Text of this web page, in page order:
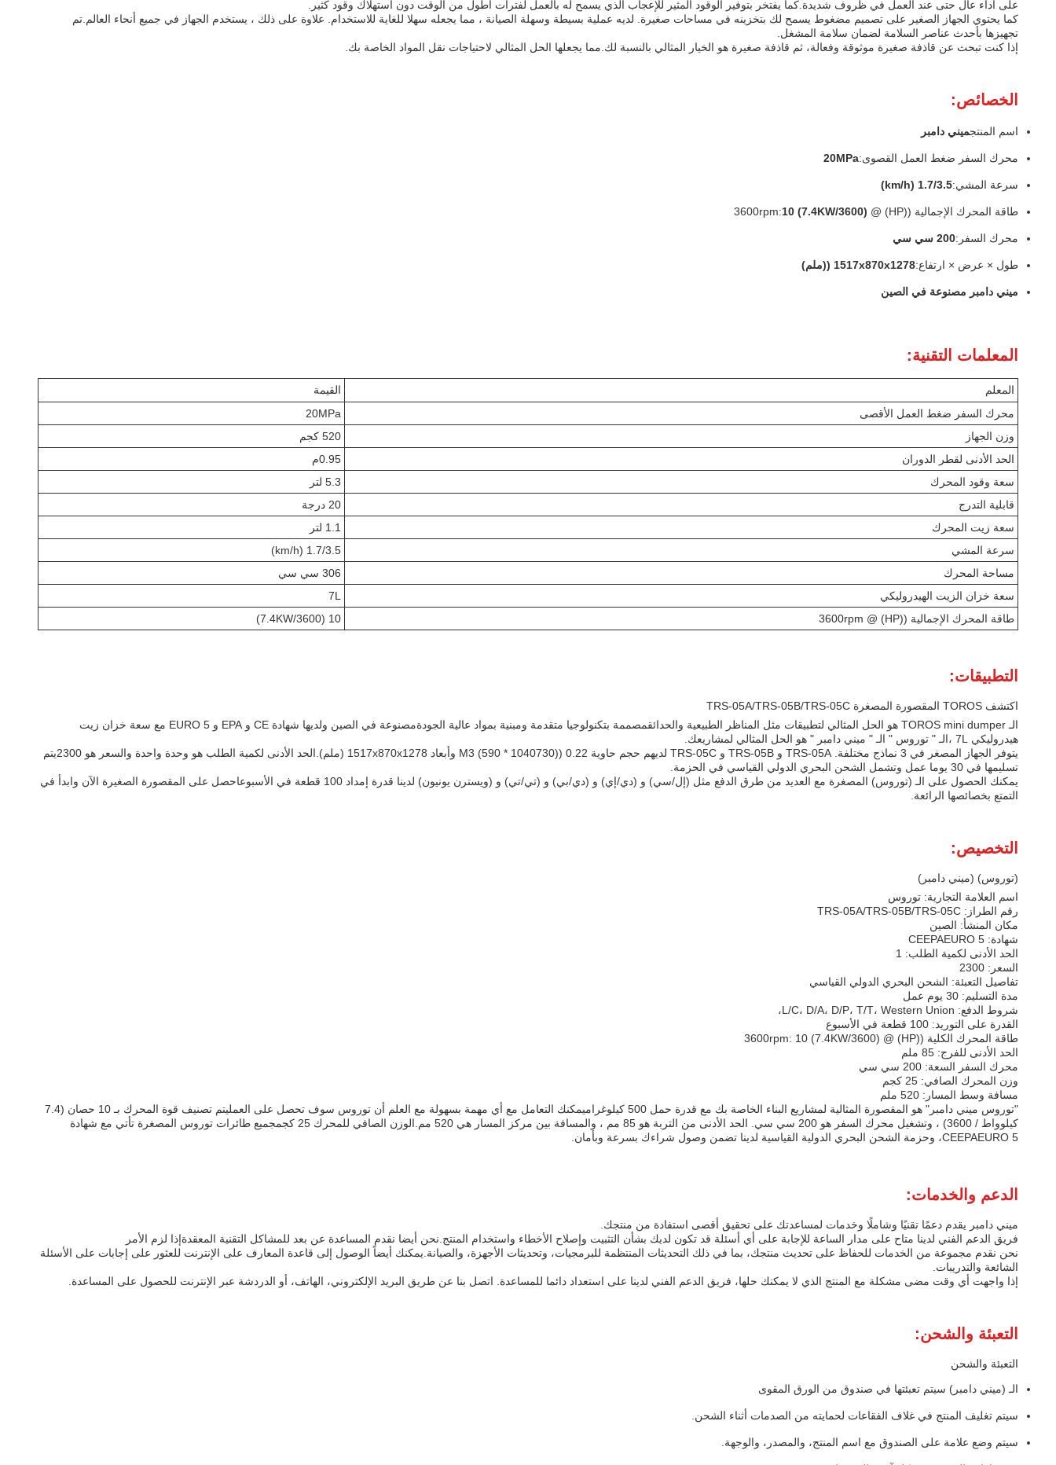
على أداء عال حتى عند العمل في ظروف شديدة.كما يفتخر بتوفير الوقود المثير للإعجاب الذي يسمح له بالعمل لفترات أطول من الوقت دون استهلاك وقود كثير.
كما يحتوي الجهاز الصغير على تصميم مضغوط يسمح لك بتخزينه في مساحات صغيرة. لديه عملية بسيطة وسهلة الصيانة ، مما يجعله سهلا للغاية للاستخدام. علاوة على ذلك ، يستخدم الجهاز في جميع أنحاء العالم.تم
تجهيزها بأحدث عناصر السلامة لضمان سلامة المشغل.
إذا كنت تبحث عن قاذفة صغيرة موثوقة وفعالة، ثم قاذفة صغيرة هو الخيار المثالي بالنسبة لك.مما يجعلها الحل المثالي لاحتياجات نقل المواد الخاصة بك.
الخصائص:
اسم المنتجميني دامبر
محرك السفر ضغط العمل القصوى:20MPa
سرعة المشي:1.7/3.5 (km/h)
طاقة المحرك الإجمالية ((HP) @ 3600rpm: 10 (7.4KW/3600)
محرك السفر:200 سي سي
طول × عرض × ارتفاع:1517x870x1278 ((ملم)
ميني دامبر مصنوعة في الصين
المعلمات التقنية:
المعلم
القيمة
محرك السفر ضغط العمل الأقصى
20MPa
وزن الجهاز
520 كجم
الحد الأدنى لقطر الدوران
0.95م
سعة وقود المحرك
5.3 لتر
قابلية التدرج
20 درجة
سعة زيت المحرك
1.1 لتر
سرعة المشي
1.7/3.5 (km/h)
مساحة المحرك
306 سي سي
سعة خزان الزيت الهيدروليكي
7L
طاقة المحرك الإجمالية ((HP) @ 3600rpm
10 (7.4KW/3600)
التطبيقات:
اكتشف TOROS المقصورة المصغرة TRS-05A/TRS-05B/TRS-05C
الـ TOROS mini dumper هو الحل المثالي لتطبيقات مثل المناظر الطبيعية والحدائقمصممة بتكنولوجيا متقدمة ومبنية بمواد عالية الجودةمصنوعة في الصين ولديها شهادة CE و EPA و EURO 5 مع سعة خزان زيت
هيدروليكي 7L ،الـ " توروس " الـ " ميني دامبر " هو الحل المثالي لمشاريعك.
يتوفر الجهاز المصغر في 3 نماذج مختلفة. TRS-05A و TRS-05B و TRS-05C لديهم حجم حاوية 0.22 ((1040730 * 590) M3 وأبعاد 1517x870x1278 (ملم).الحد الأدنى لكمية الطلب هو وحدة واحدة والسعر هو 2300يتم
تسليمها في 30 يوما عمل وتشمل الشحن البحري الدولي القياسي في الحزمة.
يمكنك الحصول على الـ (توروس) المصغرة مع العديد من طرق الدفع مثل (إل/سي) و (دي/إي) و (دي/بي) و (تي/تي) و (ويسترن يونيون) لدينا قدرة إمداد 100 قطعة في الأسبوعاحصل على المقصورة الصغيرة الآن وابدأ في
التمتع بخصائصها الرائعة.
التخصيص:
(توروس) (ميني دامبر)
اسم العلامة التجارية: توروس
رقم الطراز: TRS-05A/TRS-05B/TRS-05C
مكان المنشأ: الصين
شهادة: CEEPAEURO 5
الحد الأدنى لكمية الطلب: 1
السعر: 2300
تفاصيل التعبئة: الشحن البحري الدولي القياسي
مدة التسليم: 30 يوم عمل
شروط الدفع: L/C، D/A، D/P، T/T، Western Union،
القدرة على التوريد: 100 قطعة في الأسبوع
طاقة المحرك الكلية ((HP) @ 3600rpm: 10 (7.4KW/3600)
الحد الأدنى للفرج: 85 ملم
محرك السفر السعة: 200 سي سي
وزن المحرك الصافي: 25 كجم
مسافة وسط المسار: 520 ملم
"توروس ميني دامبر" هو المقصورة المثالية لمشاريع البناء الخاصة بك مع قدرة حمل 500 كيلوغراميمكنك التعامل مع أي مهمة بسهولة مع العلم أن توروس سوف تحصل على العمليتم تصنيف قوة المحرك بـ 10 حصان (7.4
كيلوواط / 3600) ، وتشغيل محرك السفر هو 200 سي سي. الحد الأدنى من التربة هو 85 مم ، والمسافة بين مركز المسار هي 520 مم.الوزن الصافي للمحرك 25 كجمجميع طائرات توروس المصغرة تأتي مع شهادة
CEEPAEURO 5، وحزمة الشحن البحري الدولية القياسية لدينا تضمن وصول شراءك بسرعة وبأمان.
الدعم والخدمات:
ميني دامبر يقدم دعمًا تقنيًا وشاملًا وخدمات لمساعدتك على تحقيق أقصى استفادة من منتجك.
فريق الدعم الفني لدينا متاح على مدار الساعة للإجابة على أي أسئلة قد تكون لديك بشأن التثبيت وإصلاح الأخطاء واستخدام المنتج.نحن أيضا نقدم المساعدة عن بعد للمشاكل التقنية المعقدةإذا لزم الأمر
نحن نقدم مجموعة من الخدمات للحفاظ على تحديث منتجك، بما في ذلك التحديثات المنتظمة للبرمجيات، وتحديثات الأجهزة، والصيانة.يمكنك أيضاً الوصول إلى قاعدة المعارف على الإنترنت للعثور على إجابات على الأسئلة
الشائعة والتدريبات.
إذا واجهت أي وقت مضى مشكلة مع المنتج الذي لا يمكنك حلها، فريق الدعم الفني لدينا على استعداد دائما للمساعدة. اتصل بنا عن طريق البريد الإلكتروني، الهاتف، أو الدردشة عبر الإنترنت للحصول على المساعدة.
التعبئة والشحن:
التعبئة والشحن
الـ (ميني دامبر) سيتم تعبئتها في صندوق من الورق المقوى
سيتم تغليف المنتج في غلاف الفقاعات لحمايته من الصدمات أثناء الشحن.
سيتم وضع علامة على الصندوق مع اسم المنتج، والمصدر، والوجهة.